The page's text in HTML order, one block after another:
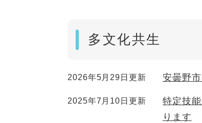
多文化共生
2026年5月29日更新 安曇野
2025年7月10日更新
特定技
ります